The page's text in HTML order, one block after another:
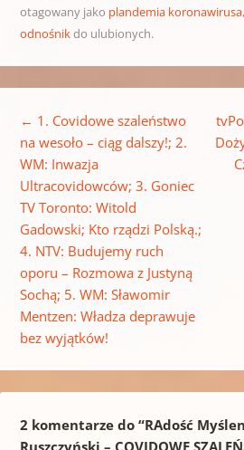
otagowany jako plandemia koronawirusa,
odnośnikdo ulubionych.
← 1. Covidowe szaleństwo
na wesoło – ciąg dalszy!; 2.
WM: Inwazja
Ultracovidowców; 3. Goniec
TV Toronto: Witold
Gadowski; Kto rządzi Polską.;
4. NTV: Budujemy ruch
oporu – Rozmowa z Justyną
Sochą; 5. WM: Sławomir
Mentzen: Władza deprawuje
bez wyjątków!
2 komentarze do “RAdość